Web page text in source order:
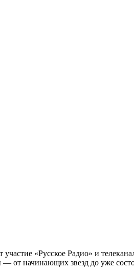
«Русское Радио» и
от начинающих звезд до уже